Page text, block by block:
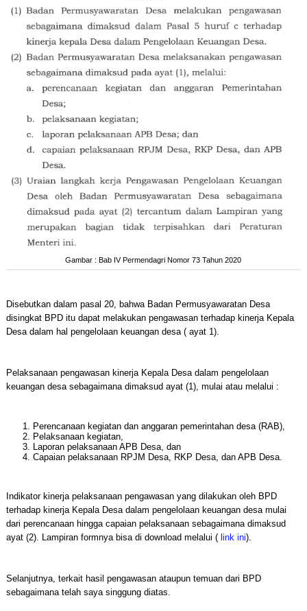
Gambar : Bab IV Permendagri Nomor 73 Tahun 2020
Disebutkan dalam pasal 20, bahwa Badan Permusyawaratan Desa
disingkat BPD itu dapat melakukan pengawasan terhadap kinerja Kepala
Desa dalam hal pengelolaan keuangan desa ( ayat 1).
Pelaksanaan pengawasan kinerja Kepala Desa dalam pengelolaan
keuangan desa sebagaimana dimaksud ayat (1), mulai atau melalui :
Perencanaan kegiatan dan anggaran pemerintahan desa (RAB),
Pelaksanaan kegiatan,
Laporan pelaksanaan APB Desa, dan
Capaian pelaksanaan RPJM Desa, RKP Desa, dan APB Desa.
Indikator kinerja pelaksanaan pengawasan yang dilakukan oleh BPD
terhadap kinerja Kepala Desa dalam pengelolaan keuangan desa mulai
dari perencanaan hingga capaian pelaksanaan sebagaimana dimaksud
ayat (2). Lampiran formnya bisa di download melalui (link ini).
Selanjutnya, terkait hasil pengawasan ataupun temuan dari BPD
sebagaimana telah saya singgung diatas.